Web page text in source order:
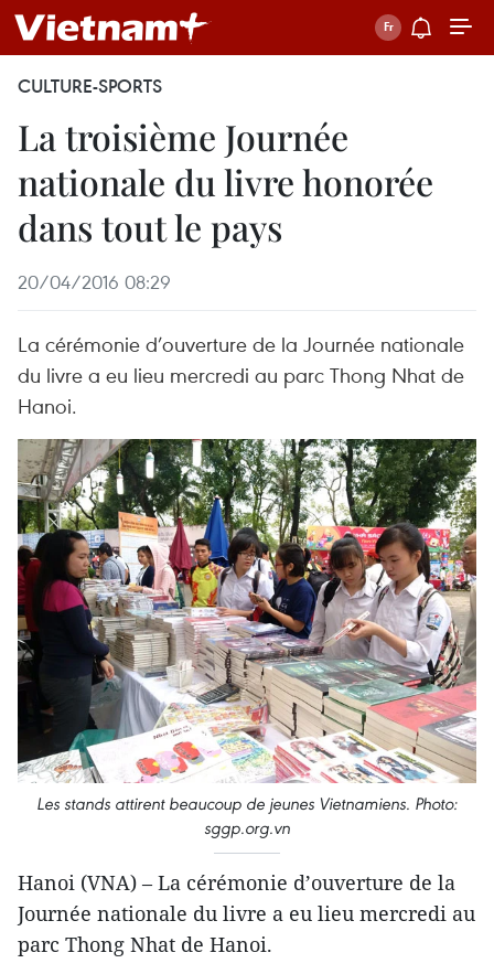
CULTURE-SPORTS
La troisième Journée
nationale du livre ​honorée
dans tout le pays
20/04/2016 08:29
La cérémonie d’ouverture de la Journée nationale
du livre a eu lieu mercredi au parc Thong Nhat de
Hanoi.
Les stands attirent beaucoup de jeunes Vietnamiens. Photo:
sggp.org.vn
Hanoi (VNA) – La cérémonie d’ouverture de la
Journée nationale du livre a eu lieu mercredi au
parc Thong Nhat de Hanoi.